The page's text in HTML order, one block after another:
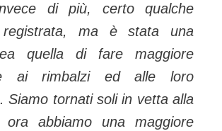
di più, certo qualche
ma è stata una
quella di fare maggiore
ai rimbalzi ed alle loro
Siamo tornati soli in vetta alla
ora abbiamo una maggiore